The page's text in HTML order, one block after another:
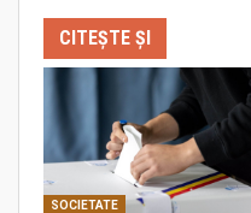
CITEȘTE ȘI
SOCIETATE